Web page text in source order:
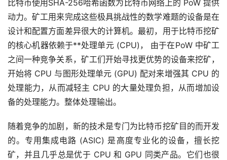
比特币使用SHA-256哈希函数为比特币网络上的 PoW 提供
动力。矿工用来完成这些极具挑战性的数学难题的设备是在
设计和配置方面差异很大的计算机。最初，用于比特币挖矿
的核心机器依赖于**处理单元 (CPU)， 由于在PoW 中矿工
之间一种竞争关系，矿工们开始寻找更优势的设备来挖矿，
开始将 CPU 与图形处理单元 (GPU) 配对来增强其 CPU 的
处理能力，从而减轻主 CPU 的大量处理负担，从而增加设
备的处理能力。整体处理输出。
随着竞争的加剧，新的技术是专门为比特币挖矿目的而开发
的。专用集成电路 (ASIC) 是高度专业化的设备，擅长挖
矿，并且几乎总是优于 CPU 和 GPU 同类产品。它们也很